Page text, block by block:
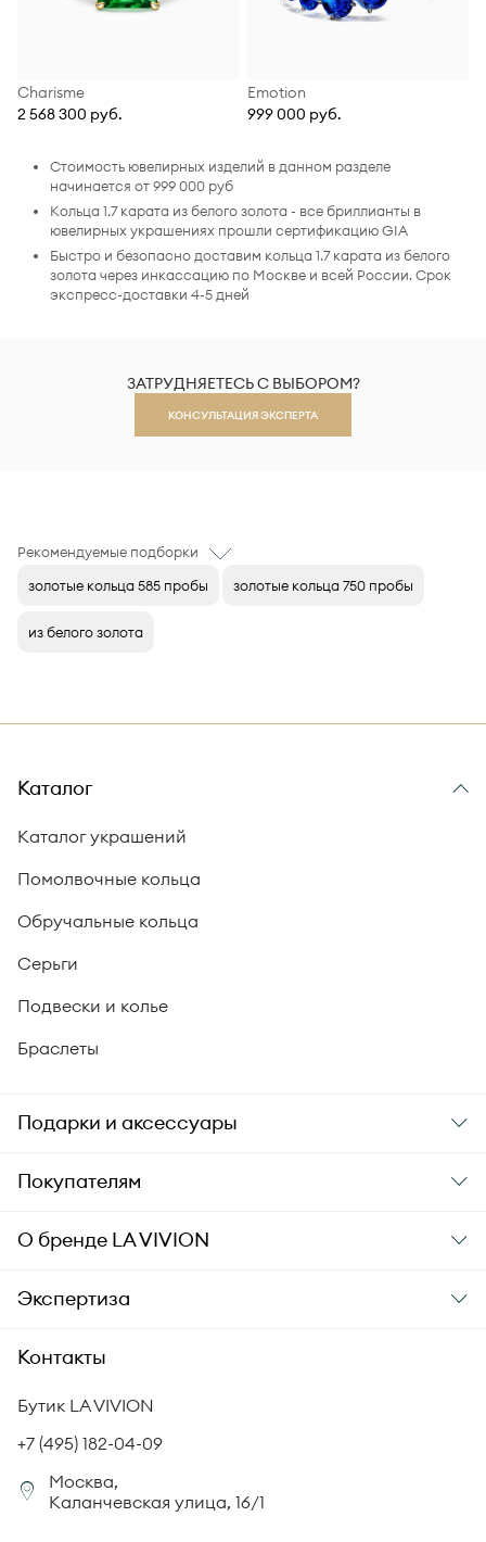
Charisme
2 568 300 руб.
Emotion
999 000 руб.
Стоимость ювелирных изделий в данном разделе
начинается от 999 000 руб
Кольца 1.7 карата из белого золота - все бриллианты в
ювелирных украшениях прошли сертификацию GIA
Быстро и безопасно доставим кольца 1.7 карата из белого
золота через инкассацию по Москве и всей России. Срок
экспресс-доставки 4-5 дней
ЗАТРУДНЯЕТЕСЬ С ВЫБОРОМ?
КОНСУЛЬТАЦИЯ ЭКСПЕРТА
Рекомендуемые подборки
золотые кольца 585 пробы
золотые кольца 750 пробы
из белого золота
Каталог
Каталог украшений
Помолвочные кольца
Обручальные кольца
Серьги
Подвески и колье
Браслеты
Подарки и аксессуары
Подарки
Уход за украшениями
Аксессуары
Покупателям
Заказ и оплата
Гарантия подлинности
Комплект документов
Политика возврата
Сертификация бриллиантов
Юридическая информация
О бренде LA VIVION
О компании
СМИ о нас
Корпоративный портал
Экспертиза
Академия LA VIVION
Статьи
Контакты
Бутик LA VIVION
+7 (495) 182-04-09
Москва,
Каланчевская улица, 16/1